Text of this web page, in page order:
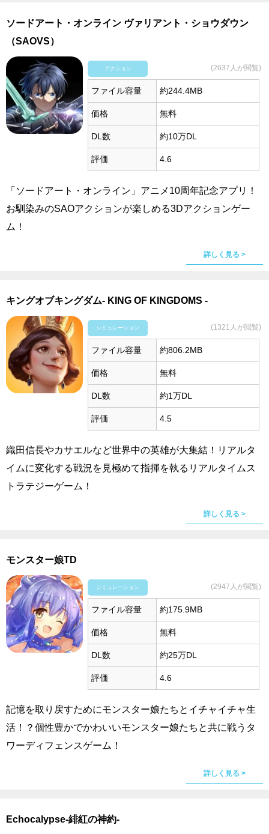
ソードアート・オンライン ヴァリアント・ショウダウン
（SAOVS）
アクション (2637人が閲覧)
ファイル容量 約244.4MB
価格 無料
DL数 約10万DL
評価 4.6
「ソードアート・オンライン」アニメ10周年記念アプリ！
お馴染みのSAOアクションが楽しめる3Dアクションゲー
ム！
詳しく見る >
キングオブキングダム- KING OF KINGDOMS -
シミュレーション (1321人が閲覧)
ファイル容量 約806.2MB
価格 無料
DL数 約1万DL
評価 4.5
織田信長やカサエルなど世界中の英雄が大集結！リアルタ
イムに変化する戦況を見極めて指揮を執るリアルタイムス
トラテジーゲーム！
詳しく見る >
モンスター娘TD
シミュレーション (2947人が閲覧)
ファイル容量 約175.9MB
価格 無料
DL数 約25万DL
評価 4.6
記憶を取り戻すためにモンスター娘たちとイチャイチャ生
活！？個性豊かでかわいいモンスター娘たちと共に戦うタ
ワーディフェンスゲーム！
詳しく見る >
Echocalypse-緋紅の神約-